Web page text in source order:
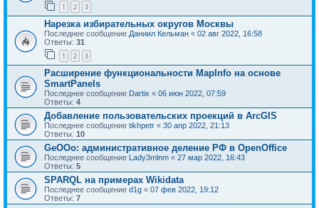
1 2 3
Нарезка избирательных округов Москвы
Последнее сообщение Даниил Кельман « 02 авг 2022, 16:58
Ответы: 31
1 2 3
Расширение функциональности MapInfo на основе
SmartPanels
Последнее сообщение Dartix « 06 июн 2022, 07:59
Ответы: 4
Добавление пользовательских проекций в ArcGIS
Последнее сообщение tikhpetr « 30 апр 2022, 21:13
Ответы: 10
GeOOo: административное деление РФ в OpenOffice
Последнее сообщение Lady3mlnm « 27 мар 2022, 16:43
Ответы: 5
SPARQL на примерах Wikidata
Последнее сообщение d1g « 07 фев 2022, 19:12
Ответы: 7